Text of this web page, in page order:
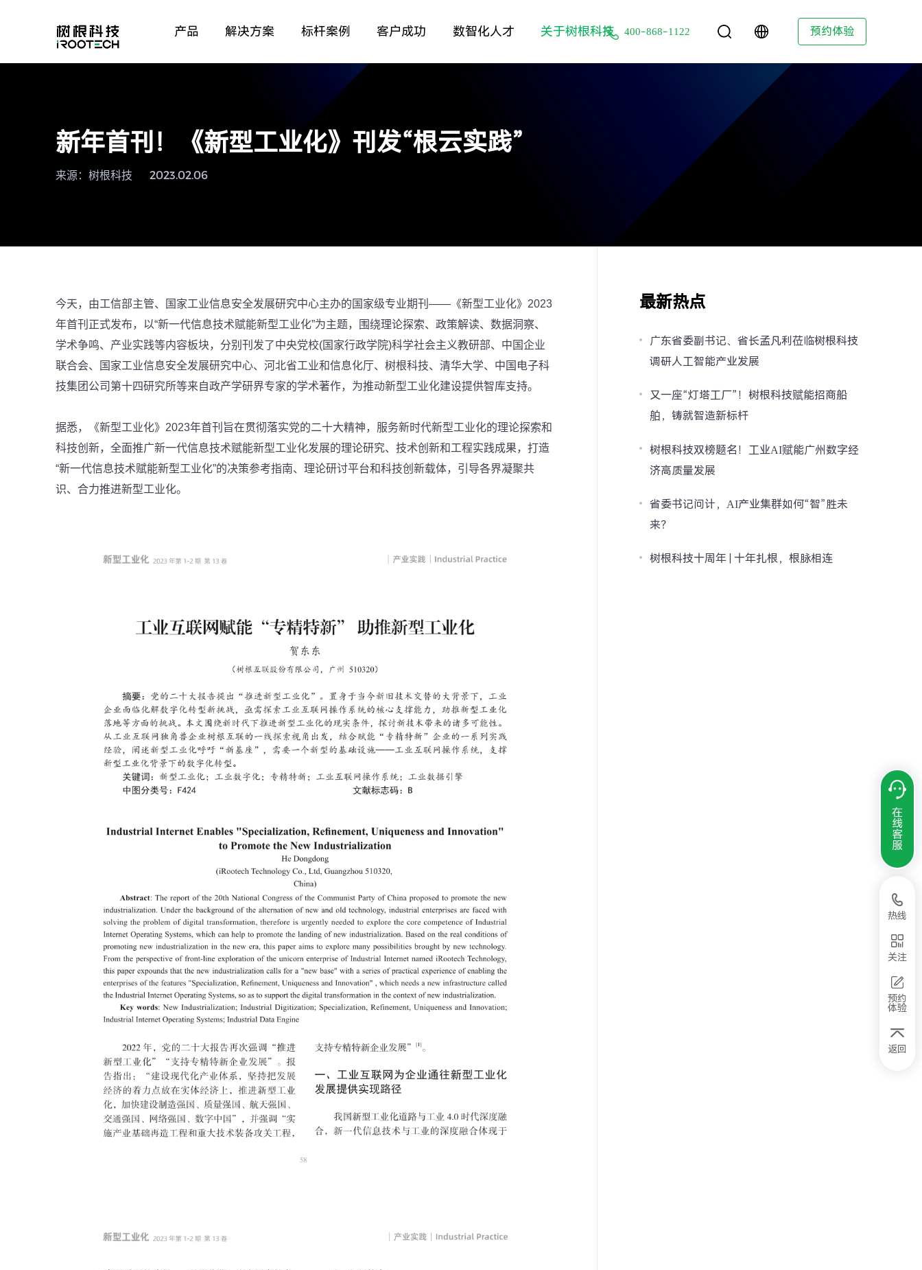
产品 解决方案 标杆案例 客户成功 数智化人才 关于树根科技 400-868-1122 预约体验
新年首刊！《新型工业化》刊发“根云实践”
来源：树根科技 2023.02.06
今天，由工信部主管、国家工业信息安全发展研究中心主办的国家级专业期刊——《新型工业化》2023
年首刊正式发布，以“新一代信息技术赋能新型工业化”为主题，围绕理论探索、政策解读、数据洞察、
学术争鸣、产业实践等内容板块，分别刊发了中央党校(国家行政学院)科学社会主义教研部、中国企业
联合会、国家工业信息安全发展研究中心、河北省工业和信息化厅、树根科技、清华大学、中国电子科
技集团公司第十四研究所等来自政产学研界专家的学术著作，为推动新型工业化建设提供智库支持。
据悉，《新型工业化》2023年首刊旨在贯彻落实党的二十大精神，服务新时代新型工业化的理论探索和
科技创新，全面推广新一代信息技术赋能新型工业化发展的理论研究、技术创新和工程实践成果，打造
“新一代信息技术赋能新型工业化”的决策参考指南、理论研讨平台和科技创新载体，引导各界凝聚共
识、合力推进新型工业化。
最新热点
广东省委副书记、省长孟凡利莅临树根科技
调研人工智能产业发展
又一座“灯塔工厂”！树根科技赋能招商船
舶，铸就智造新标杆
树根科技双榜题名！工业AI赋能广州数字经
济高质量发展
省委书记问计，AI产业集群如何“智”胜未
来？
树根科技十周年 | 十年扎根，根脉相连
在
线
客
服
热线
关注
预约
体验
返回